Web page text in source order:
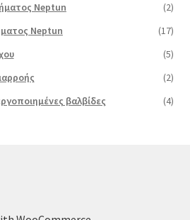
Neptun
(2)
Neptun
(17)
(5)
(2)
βαλβίδες
(4)